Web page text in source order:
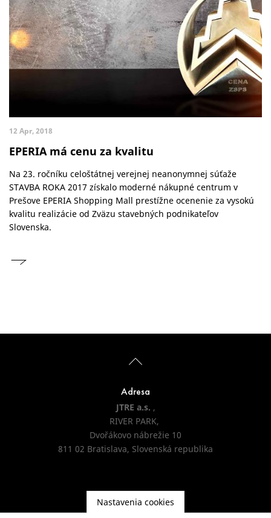
12 Apr, 2018
EPERIA má cenu za kvalitu
Na 23. ročníku celoštátnej verejnej neanonymnej súťaže
STAVBA ROKA 2017 získalo moderné nákupné centrum v
Prešove EPERIA Shopping Mall prestížne ocenenie za vysokú
kvalitu realizácie od Zväzu stavebných podnikateľov
Slovenska.
Adresa
JTRE a.s. ,
RIVER PARK,
Dvořákovo nábrežie 10
811 02 Bratislava, Slovenská republika
Nastavenia cookies